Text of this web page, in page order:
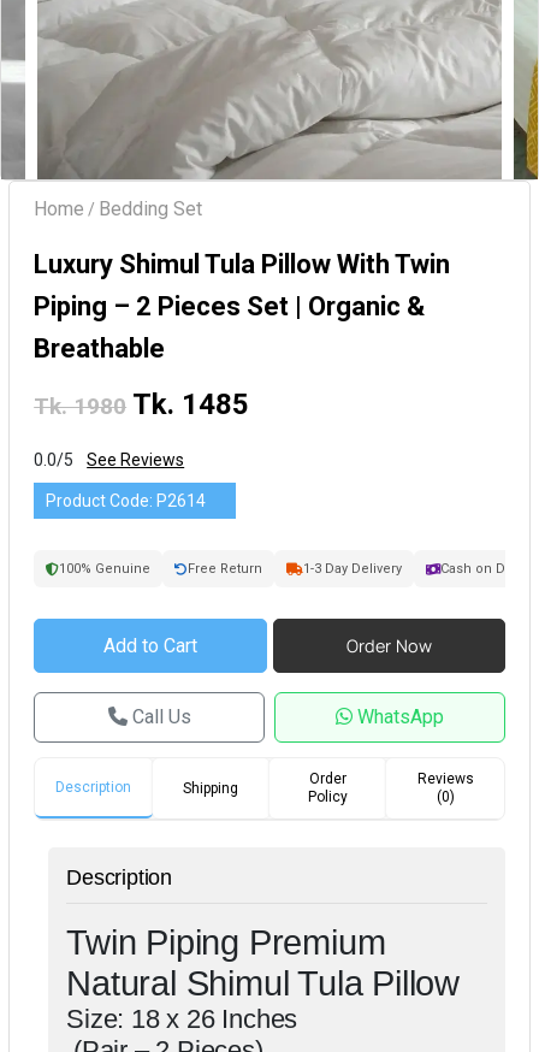
Home / Bedding Set
Luxury Shimul Tula Pillow With Twin
Piping – 2 Pieces Set | Organic &
Breathable
Tk. 1980 Tk. 1485
0.0/5 See Reviews
Product Code: P2614
100% Genuine Free Return 1-3 Day Delivery Cash on
Call Us WhatsApp
Description Shipping
Order
Policy
Reviews
(0)
Description
Twin Piping Premium
Natural Shimul Tula Pillow
Size: 18 x 26 Inches